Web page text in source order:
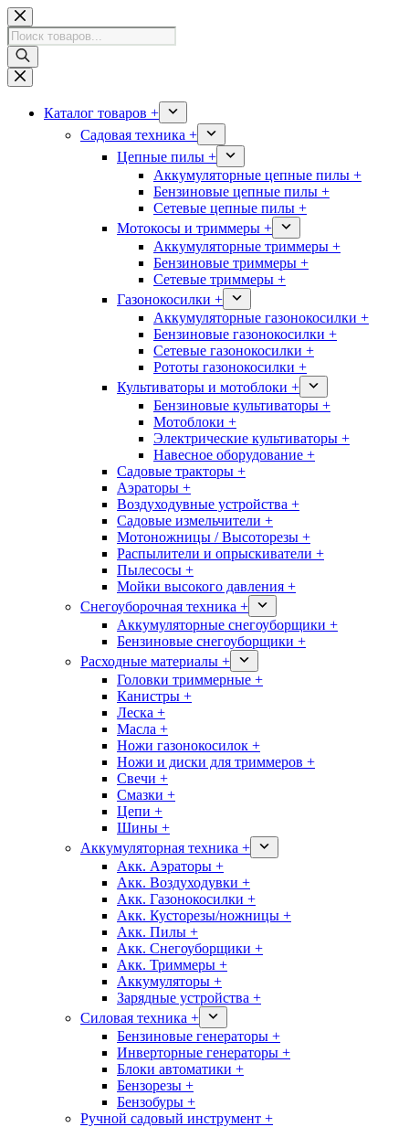
Перейти
к
сути
Поиск
товаров
Каталог товаров +
Садовая техника +
Цепные пилы +
Аккумуляторные цепные пилы +
Бензиновые цепные пилы +
Сетевые цепные пилы +
Мотокосы и триммеры +
Аккумуляторные триммеры +
Бензиновые триммеры +
Сетевые триммеры +
Газонокосилки +
Аккумуляторные газонокосилки +
Бензиновые газонокосилки +
Сетевые газонокосилки +
Рототы газонокосилки +
Культиваторы и мотоблоки +
Бензиновые культиваторы +
Мотоблоки +
Электрические культиваторы +
Навесное оборудование +
Садовые тракторы +
Аэраторы +
Воздуходувные устройства +
Садовые измельчители +
Мотоножницы / Высоторезы +
Распылители и опрыскиватели +
Пылесосы +
Мойки высокого давления +
Снегоуборочная техника +
Аккумуляторные снегоуборщики +
Бензиновые снегоуборщики +
Расходные материалы +
Головки триммерные +
Канистры +
Леска +
Масла +
Ножи газонокосилок +
Ножи и диски для триммеров +
Свечи +
Смазки +
Цепи +
Шины +
Аккумуляторная техника +
Акк. Аэраторы +
Акк. Воздуходувки +
Акк. Газонокосилки +
Акк. Кусторезы/ножницы +
Акк. Пилы +
Акк. Снегоуборщики +
Акк. Триммеры +
Аккумуляторы +
Зарядные устройства +
Силовая техника +
Бензиновые генераторы +
Инверторные генераторы +
Блоки автоматики +
Бензорезы +
Бензобуры +
Ручной садовый инструмент +